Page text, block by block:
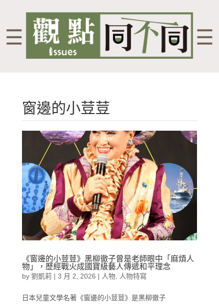
☰ ☰
窗邊的小荳荳
《窗邊的小荳荳》黑柳徹子曾是老師眼中「麻煩人
物」，歷經戰火成國寶級藝人傳遞和平理念
by 劉凱莉| 3 月 2, 2026 | 人物, 人物特寫
日本兒童文學名著《窗邊的小荳荳》是黑柳徹子